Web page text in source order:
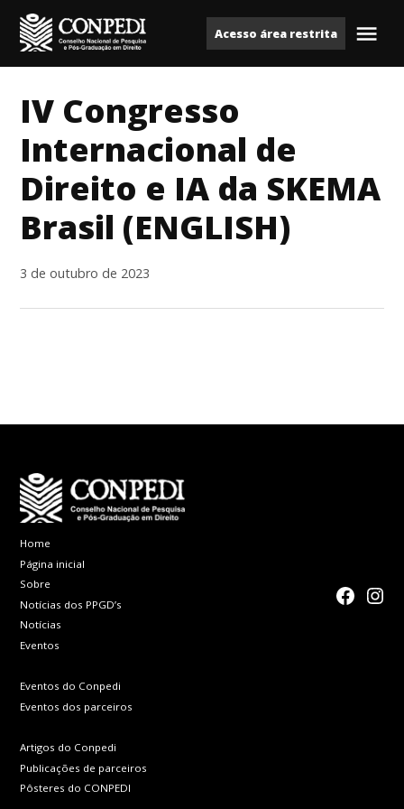
para
o
ConpediAcesso área restrita
IV Congresso
Internacional de
Direito e IA da SKEMA
Brasil (ENGLISH)
3 de outubro de 2023
Home
Página inicial
Sobre
Notícias dos PPGD’s
Notícias
Eventos
Eventos do Conpedi
Eventos dos parceiros
Artigos do Conpedi
Publicações de parceiros
Pôsteres do CONPEDI